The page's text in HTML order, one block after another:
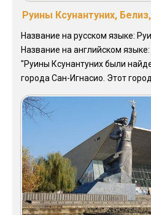
Руины Ксунантуних,
Название на русском языке:
Название на английском
"Руины Ксунантуних были
города Сан-Игнасио. Этот